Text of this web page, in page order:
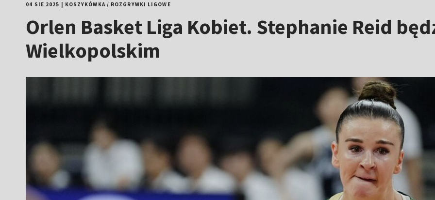
04 SIE 2025 KOSZYKÓWKA/ ROZGRYWKI LIGOWE
Orlen Basket Liga Kobiet. Stephanie Reid
Wielkopolskim